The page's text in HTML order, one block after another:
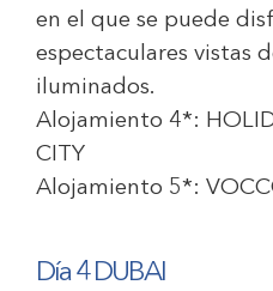
en el que se puede
espectaculares vistas
iluminados.
Alojamiento 4*:
CITY
Alojamiento 5*:
Día 4 DUBAI